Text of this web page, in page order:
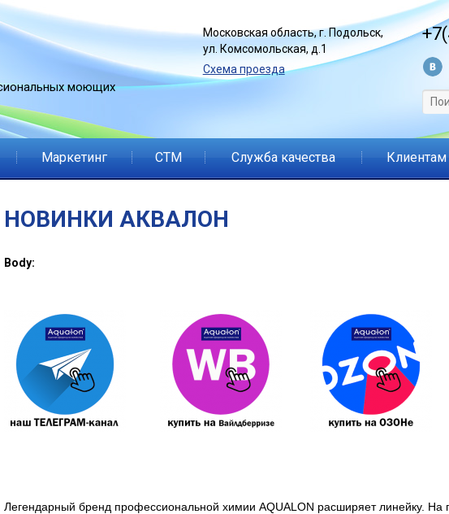
моющих
Московская область, г. Подольск,
ул. Комсомольская, д.1
Схема проезда
Маркетинг СТМ Служба качества Клиентам
НОВИНКИ АКВАЛОН
Body:
Легендарный бренд профессиональной химии AQUALON расширяет линейку. На